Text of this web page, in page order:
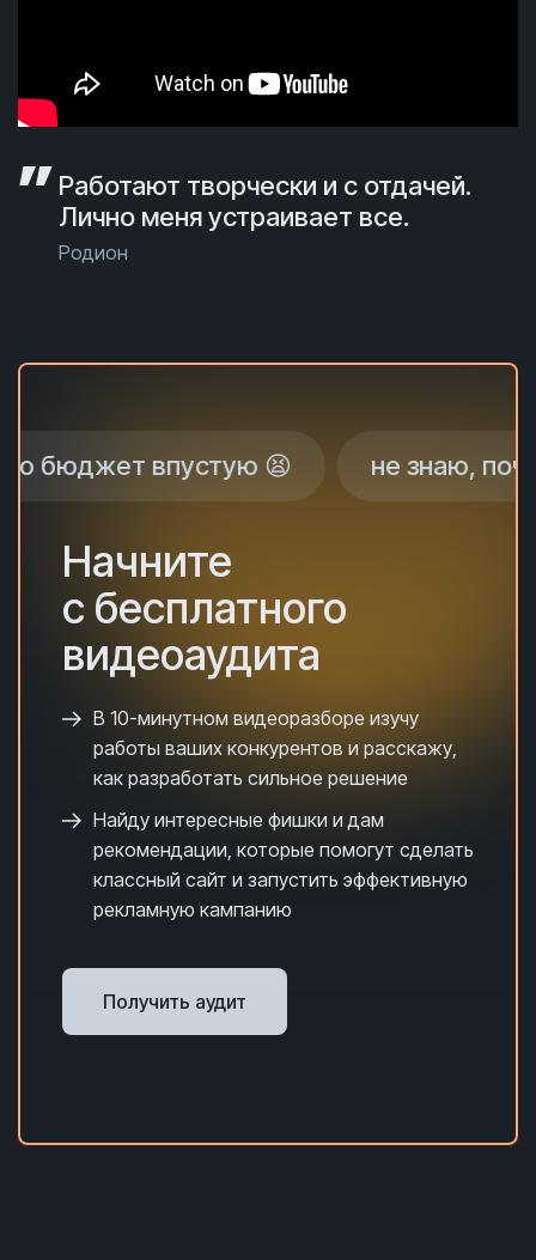
Работают творчески и с отдачей.
Лично меня устраивает все.
Родион
впустую 😫 не знаю, почему нет
Начните
с бесплатного
видеоаудита
В 10-минутном видеоразборе изучу
работы ваших конкурентов и расскажу,
как разработать сильное решение
Найду интересные фишки и дам
рекомендации, которые помогут сделать
классный сайт и запустить эффективную
рекламную кампанию
Получить аудит